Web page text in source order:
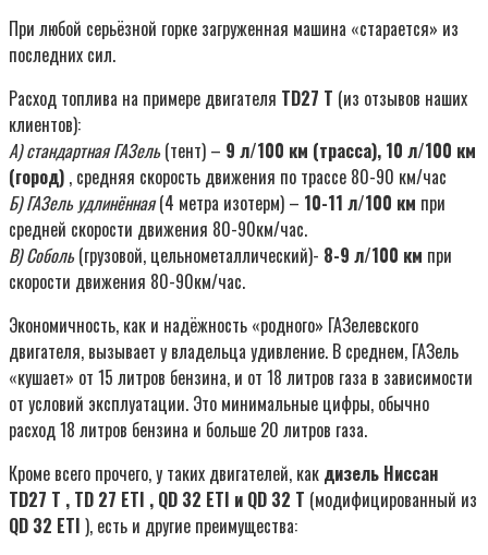
При любой серьёзной горке загруженная машина «старается» из
последних сил.
Расход топлива на примере двигателя TD27 T (из отзывов наших
клиентов):
А) стандартная ГАЗель(тент) – 9 л/100 км (трасса), 10 л/100 км
(город) , средняя скорость движения по трассе 80-90 км/час
Б) ГАЗель удлинённая(4 метра изотерм) – 10-11 л/100 км при
средней скорости движения 80-90км/час.
В) Соболь(грузовой, цельнометаллический)- 8-9 л/100 км при
скорости движения 80-90км/час.
Экономичность, как и надёжность «родного» ГАЗелевского
двигателя, вызывает у владельца удивление. В среднем, ГАЗель
«кушает» от 15 литров бензина, и от 18 литров газа в зависимости
от условий эксплуатации. Это минимальные цифры, обычно
расход 18 литров бензина и больше 20 литров газа.
Кроме всего прочего, у таких двигателей, как дизель Ниссан
TD27 T , TD 27 ETI , QD 32 ETI и QD 32 T (модифицированный из
QD 32 ETI ), есть и другие преимущества: